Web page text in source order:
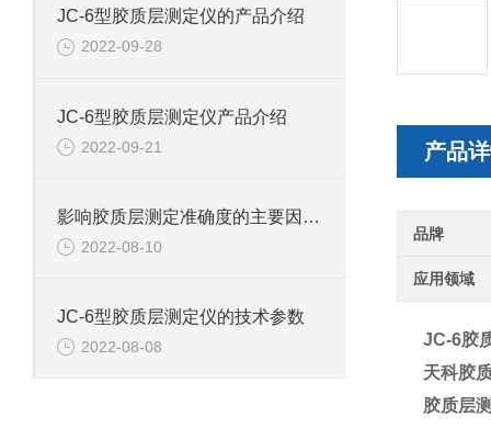
产品
品牌
应用领域
JC-6胶
天科胶
胶质层
JC-6型胶质层测定仪的产品介绍
2022-09-28
JC-6型胶质层测定仪产品介绍
2022-09-21
影响胶质层测定准确度的主要因素有哪些
2022-08-10
JC-6型胶质层测定仪的技术参数
2022-08-08